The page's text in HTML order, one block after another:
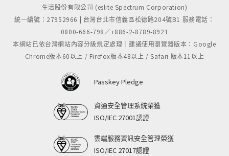
生活股份有限公司 (eslite Spectrum Corporation)
統一編號：27952966 | 台灣台北市信義區松德路204號B1 服務電話：
0800-666-798／+886-2-8789-8921
本網站已依台灣網站內容分級規定處理｜建議使用瀏覽器版本：Google
Chrome版本60以上 / Firefox版本48以上 / Safari 版本11以上
Passkey Pledge
資通安全管理系統榮獲
ISO/IEC 27001認證
雲端服務資訊安全管理榮獲
ISO/IEC 27017認證